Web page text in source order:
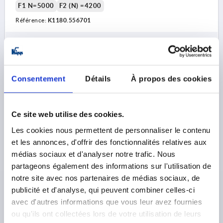
Consentement Détails À propos des cookies
Ce site web utilise des cookies.
Les cookies nous permettent de personnaliser le contenu
et les annonces, d'offrir des fonctionnalités relatives aux
médias sociaux et d'analyser notre trafic. Nous
partageons également des informations sur l'utilisation de
notre site avec nos partenaires de médias sociaux, de
publicité et d'analyse, qui peuvent combiner celles-ci
avec d'autres informations que vous leur avez fournies
ou qu'ils ont collectées lors de votre utilisation de leurs
F1 N=5000 F2 (N) =4200
Référence: K1180.556701
19,27 €
hors TVA
DÉTAILS
CHARNIÈRE À RESSORT OUVERTURE À RESSORT A=55,
B=67, ALUMINIUM INCOLORE INCOLORE
COLORIS DU CORPS DE BASE=INCOLORE
SURFACE DU CORPS DE BASE=ANODISÉ
LONGUEUR=55